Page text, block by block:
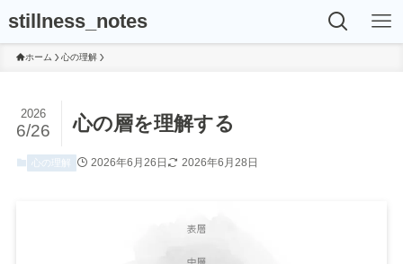
stillness_notes
ホーム 心の理解
心の層を理解する
2026
6/26
心の理解 2026年6月26日 2026年6月28日